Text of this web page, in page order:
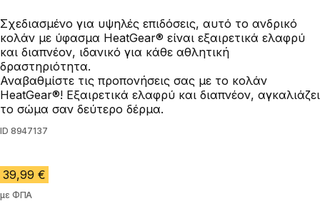
Σχεδιασμένο για υψηλές επιδόσεις, αυτό το ανδρικό
κολάν με ύφασμα HeatGear® είναι εξαιρετικά ελαφρύ
και διαπνέον, ιδανικό για κάθε αθλητική
δραστηριότητα.
Αναβαθμίστε τις προπονήσεις σας με το κολάν
HeatGear®! Εξαιρετικά ελαφρύ και διαπνέον, αγκαλιάζει
το σώμα σαν δεύτερο δέρμα.
ID 8947137
39,99 €
με ΦΠΑ